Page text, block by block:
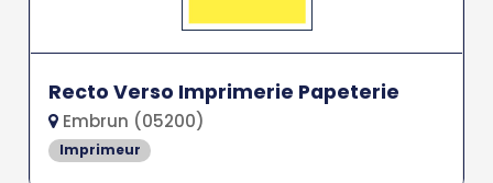
Recto Verso Imprimerie Papeterie
Embrun (05200)
Imprimeur